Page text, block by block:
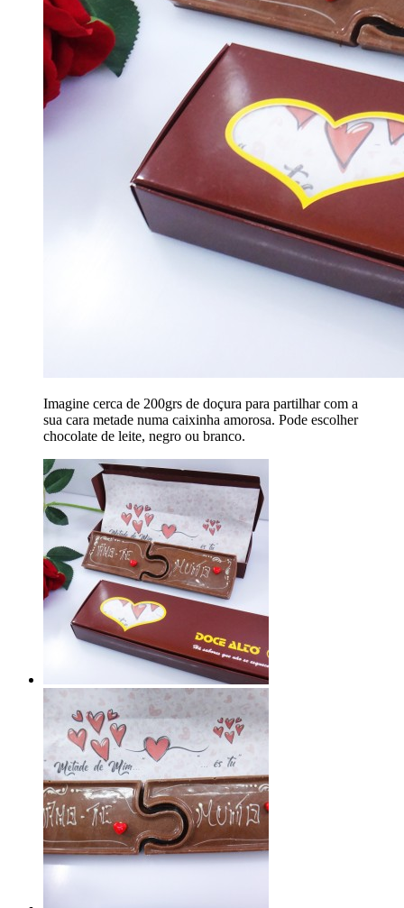
Imagine cerca de 200grs de doçura para partilhar com a
sua cara metade numa caixinha amorosa. Pode escolher
chocolate de leite, negro ou branco.